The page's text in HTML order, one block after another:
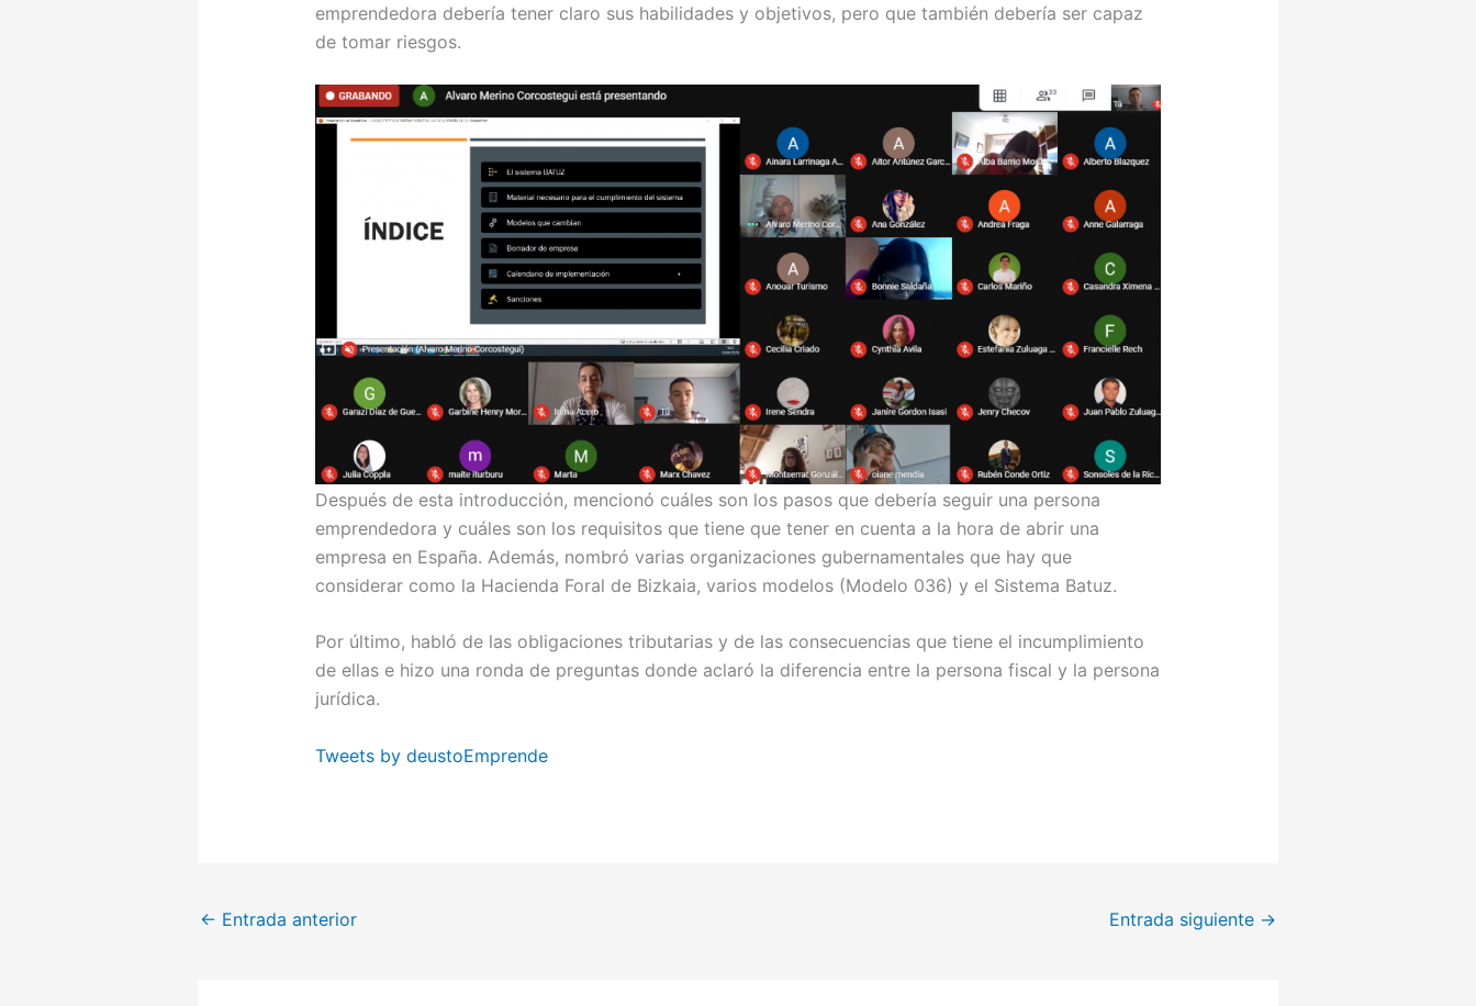
emprendedora debería tener claro sus habilidades y objetivos, pero que también debería ser capaz
de tomar riesgos.
Después de esta introducción, mencionó cuáles son los pasos que debería seguir una persona
emprendedora y cuáles son los requisitos que tiene que tener en cuenta a la hora de abrir una
empresa en España. Además, nombró varias organizaciones gubernamentales que hay que
considerar como la Hacienda Foral de Bizkaia, varios modelos (Modelo 036) y el Sistema Batuz.
Por último, habló de las obligaciones tributarias y de las consecuencias que tiene el incumplimiento
de ellas e hizo una ronda de preguntas donde aclaró la diferencia entre la persona fiscal y la persona
jurídica.
Tweets by deustoEmprende
← Entrada anterior Entrada siguiente →